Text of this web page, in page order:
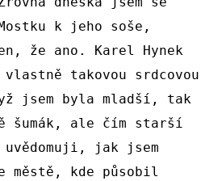
k jeho soše,
že ano. Karel Hynek
vlastně takovou srdcovou
jsem byla mladší, tak
šumák, ale čím starší
jak jsem
městě, kde působil